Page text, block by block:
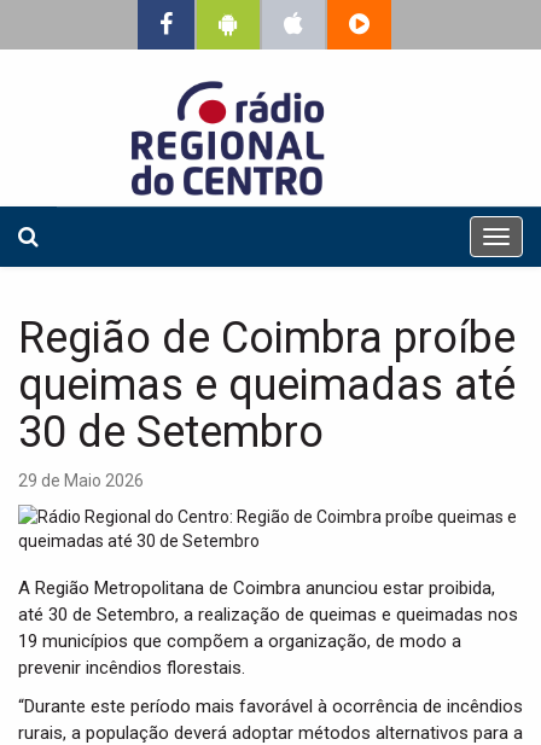
T
o
l
e
n
a
n
Região de Coimbra proíbe
queimas e queimadas até
30 de Setembro
29 de Maio 2026
A Região Metropolitana de Coimbra anunciou estar proibida,
até 30 de Setembro, a realização de queimas e queimadas nos
19 municípios que compõem a organização, de modo a
prevenir incêndios florestais.
“Durante este período mais favorável à ocorrência de incêndios
rurais, a população deverá adoptar métodos alternativos para a